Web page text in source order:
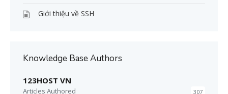
Giới thiệu về SSH
Knowledge Base Authors
123HOST VN
Articles Authored 307